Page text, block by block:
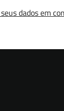
dados em